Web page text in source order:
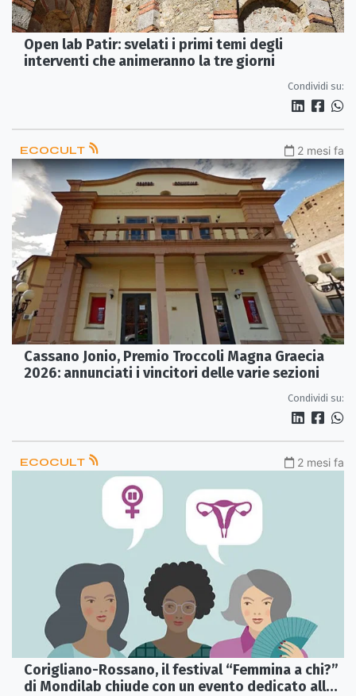
Open lab Patir: svelati i primi temi degli
interventi che animeranno la tre giorni
Condividi su:
ECOCULT 2 mesi fa
Cassano Jonio, Premio Troccoli Magna Graecia
2026: annunciati i vincitori delle varie sezioni
Condividi su:
ECOCULT 2 mesi fa
Corigliano-Rossano, il festival “Femmina a chi?”
di Mondilab chiude con un evento dedicato alla